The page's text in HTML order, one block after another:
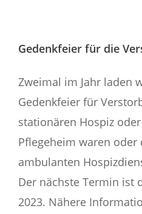
Gedenkfeier für die
Zweimal im Jahr laden
Gedenkfeier für
stationären Hospiz
Pflegeheim waren oder
ambulanten
Der nächste Termin ist
2023. Nähere